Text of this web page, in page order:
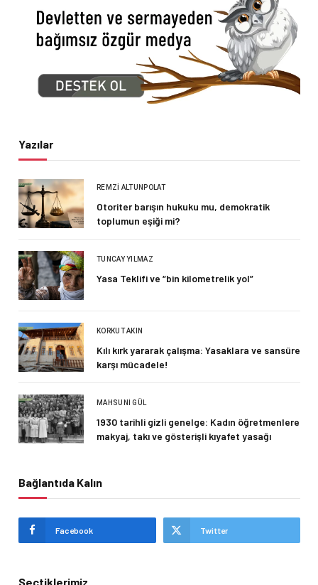
Yazılar
REMZI ALTUNPOLAT
Otoriter barışın hukuku mu, demokratik
toplumun eşiği mi?
TUNCAY YILMAZ
Yasa Teklifi ve “bin kilometrelik yol”
KORKUT AKIN
Kılı kırk yararak çalışma: Yasaklara ve sansüre
karşı mücadele!
MAHSUNI GÜL
1930 tarihli gizli genelge: Kadın öğretmenlere
makyaj, takı ve gösterişli kıyafet yasağı
Bağlantıda Kalın
Facebook Twitter
Seçtiklerimiz